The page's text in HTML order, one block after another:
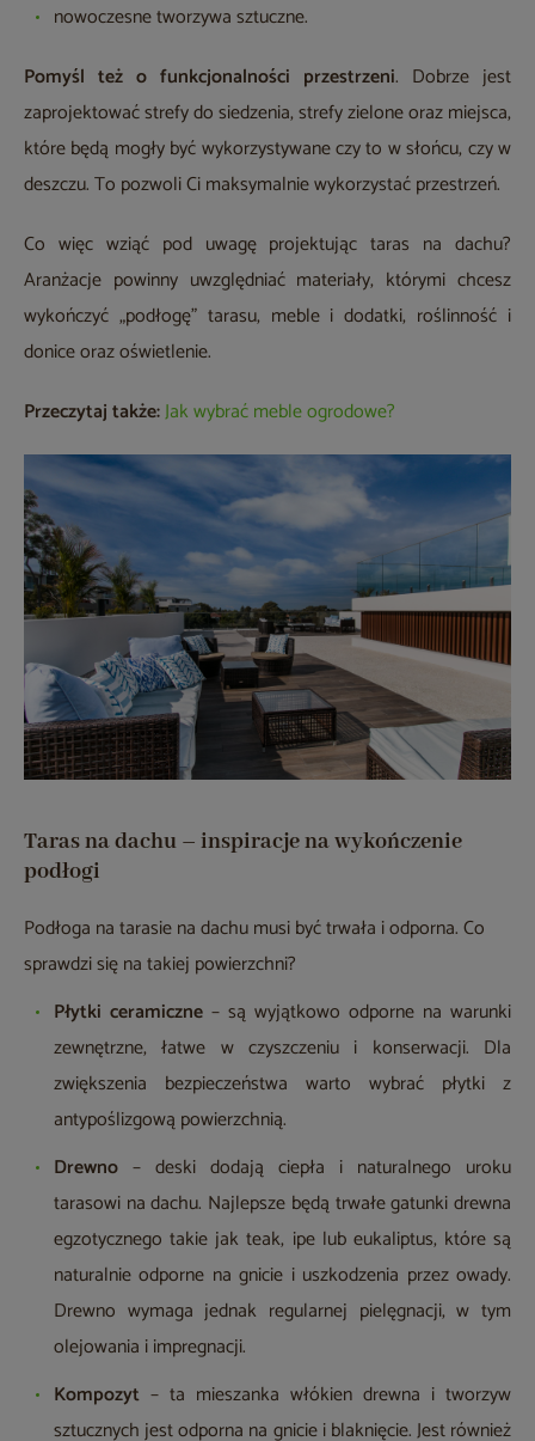
nowoczesne tworzywa sztuczne.
Pomyśl też o funkcjonalności przestrzeni. Dobrze jest
zaprojektować strefy do siedzenia, strefy zielone oraz miejsca,
które będą mogły być wykorzystywane czy to w słońcu, czy w
deszczu. To pozwoli Ci maksymalnie wykorzystać przestrzeń.
Co więc wziąć pod uwagę projektując taras na dachu?
Aranżacje powinny uwzględniać materiały, którymi chcesz
wykończyć „podłogę” tarasu, meble i dodatki, roślinność i
donice oraz oświetlenie.
Przeczytaj także:Jak wybrać meble ogrodowe?
Taras na dachu – inspiracje na wykończenie
podłogi
Podłoga na tarasie na dachu musi być trwała i odporna. Co
sprawdzi się na takiej powierzchni?
Płytki ceramiczne – są wyjątkowo odporne na warunki
zewnętrzne, łatwe w czyszczeniu i konserwacji. Dla
zwiększenia bezpieczeństwa warto wybrać płytki z
antypoślizgową powierzchnią.
Drewno – deski dodają ciepła i naturalnego uroku
tarasowi na dachu. Najlepsze będą trwałe gatunki drewna
egzotycznego takie jak teak, ipe lub eukaliptus, które są
naturalnie odporne na gnicie i uszkodzenia przez owady.
Drewno wymaga jednak regularnej pielęgnacji, w tym
olejowania i impregnacji.
Kompozyt – ta mieszanka włókien drewna i tworzyw
sztucznych jest odporna na gnicie i blaknięcie. Jest również